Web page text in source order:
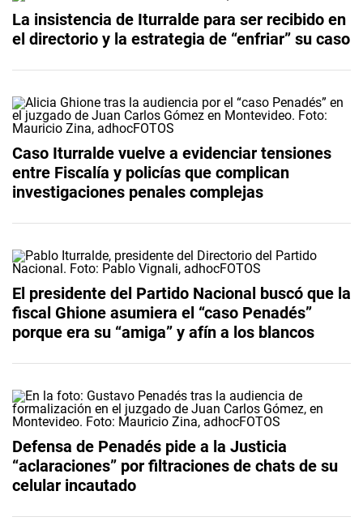
La insistencia de Iturralde para ser recibido en
el directorio y la estrategia de “enfriar” su caso
Caso Iturralde vuelve a evidenciar tensiones
entre Fiscalía y policías que complican
investigaciones penales complejas
El presidente del Partido Nacional buscó que la
fiscal Ghione asumiera el “caso Penadés”
porque era su “amiga” y afín a los blancos
Defensa de Penadés pide a la Justicia
“aclaraciones” por filtraciones de chats de su
celular incautado